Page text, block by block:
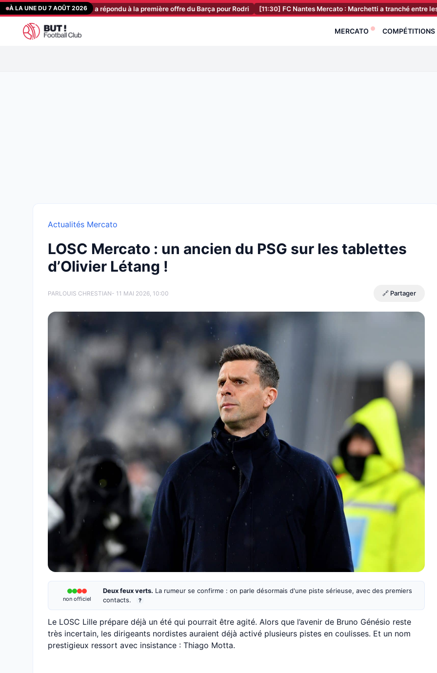
Aller
au
contenu
À LA UNE DU 7 AOÛT 2026
: Manchester City a répondu à la première offre du Barça pour Rodri [11:30] FC Nantes Mercato : Marchetti a tranché entre les Canaris
MERCATO COMPÉTITIONS
Actualités Mercato
LOSC Mercato : un ancien du PSG sur les tablettes
d’Olivier Létang !
PARLOUIS CHRESTIAN- 11 MAI 2026, 10:00 🔗 Partager
non officiel
Deux feux verts. La rumeur se confirme : on parle désormais d'une piste sérieuse, avec des premiers
contacts.
?
Le LOSC Lille prépare déjà un été qui pourrait être agité. Alors que l’avenir de Bruno Génésio reste
très incertain, les dirigeants nordistes auraient déjà activé plusieurs pistes en coulisses. Et un nom
prestigieux ressort avec insistance : Thiago Motta.